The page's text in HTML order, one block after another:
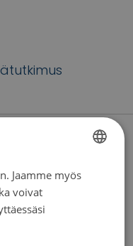
FINNISH
Jaamme myös
voivat